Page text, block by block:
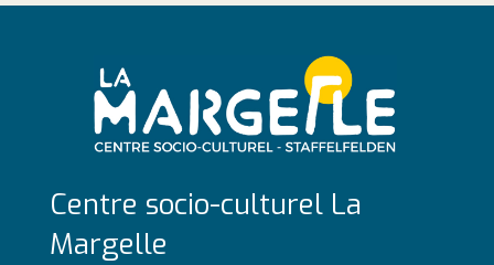
Centre socio-culturel La
Margelle